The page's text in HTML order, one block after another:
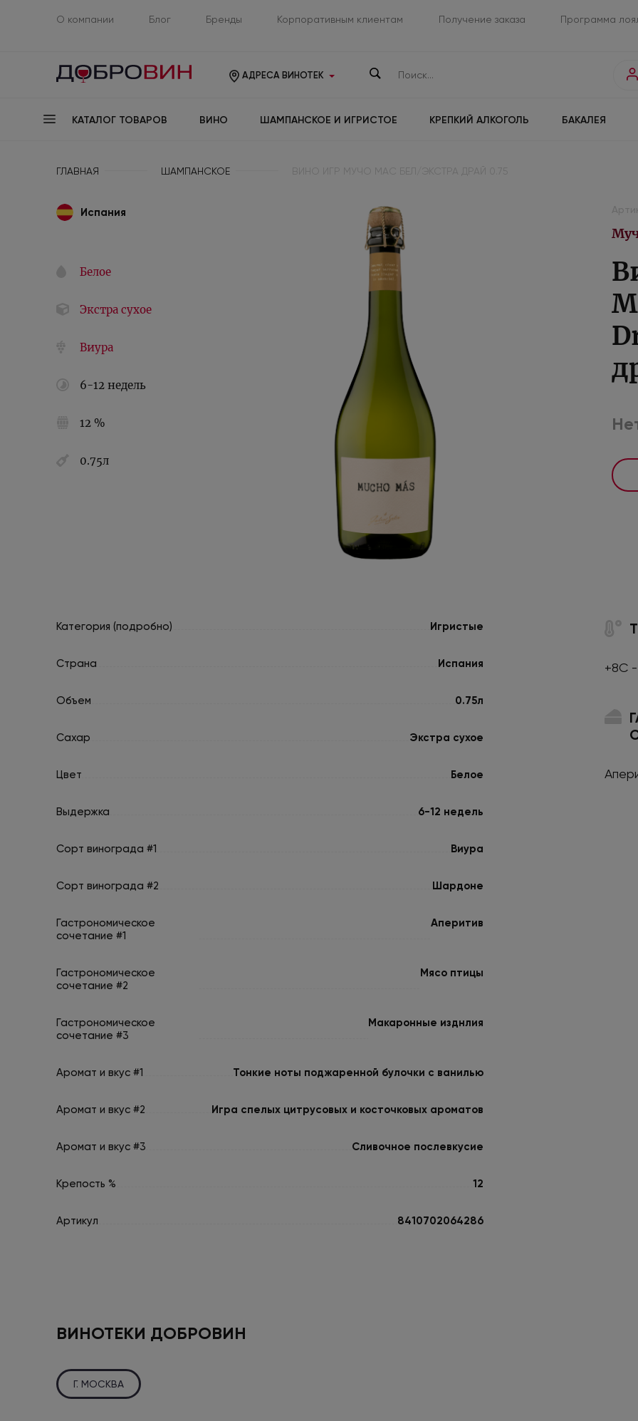
О компании Блог Бренды Корпоративным клиентам Получение заказа Программа
АДРЕСА ВИНОТЕК
КАТАЛОГ ТОВАРОВ ВИНО ШАМПАНСКОЕ И ИГРИСТОЕ КРЕПКИЙ АЛКОГОЛЬ БАКАЛЕЯ
ГЛАВНАЯ ШАМПАНСКОЕ
Испания
Белое
Экстра сухое
Виура
6-12 недель
12 %
0.75л
Категория (подробно) Игристые
Страна Испания
Объем 0.75л
Сахар Экстра сухое
Цвет Белое
Выдержка 6-12 недель
Сорт винограда #1 Виура
Сорт винограда #2 Шардоне
Гастрономическое
сочетание #1
Аперитив
Гастрономическое
сочетание #2
Мясо птицы
Гастрономическое
сочетание #3
Макаронные изднлия
Аромат и вкус #1 Тонкие ноты поджаренной булочки с ванилью
Аромат и вкус #2 Игра спелых цитрусовых и косточковых ароматов
Аромат и вкус #3 Сливочное послевкусие
Крепость % 12
Артикул 8410702064286
+8С
ВИНОТЕКИ ДОБРОВИН
Г. МОСКВА